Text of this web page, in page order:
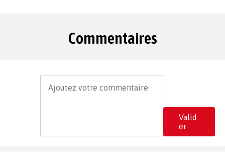
Commentaires
Valid
er